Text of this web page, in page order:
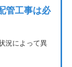
管工事は必
況によって異